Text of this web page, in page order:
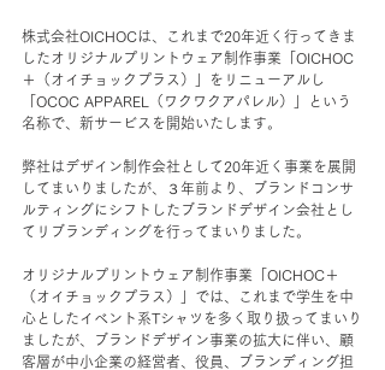
株式会社OICHOCは、これまで20年近く行ってきま
したオリジナルプリントウェア制作事業「OICHOC
＋（オイチョックプラス）」をリニューアルし
「OCOC APPAREL（ワクワクアパレル）」という
名称で、新サービスを開始いたします。
弊社はデザイン制作会社として20年近く事業を展開
してまいりましたが、３年前より、ブランドコンサ
ルティングにシフトしたブランドデザイン会社とし
てリブランディングを行ってまいりました。
オリジナルプリントウェア制作事業「OICHOC＋
（オイチョックプラス）」では、これまで学生を中
心としたイベント系Tシャツを多く取り扱ってまいり
ましたが、ブランドデザイン事業の拡大に伴い、顧
客層が中小企業の経営者、役員、ブランディング担